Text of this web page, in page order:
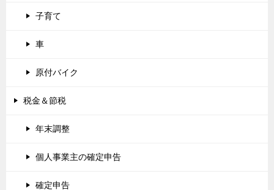
子育て
車
原付バイク
税金＆節税
年末調整
個人事業主の確定申告
確定申告